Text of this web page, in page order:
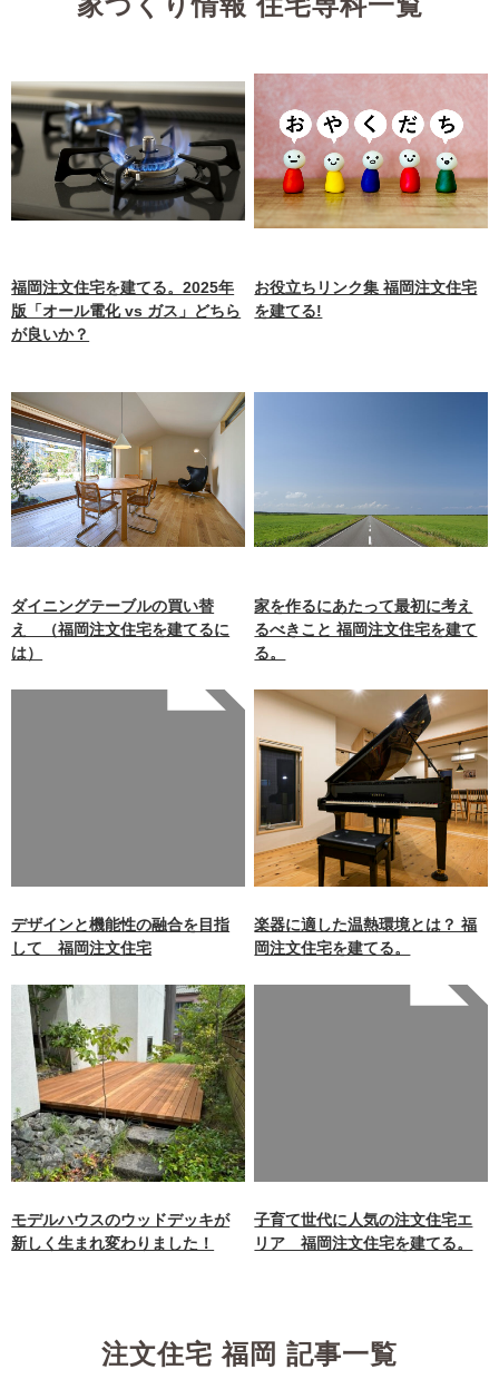
福岡注文住宅を建てる。2025年
版「オール電化 vs ガス」どちら
が良いか？
お役立ちリンク集 福岡注文住宅
を建てる!
ダイニングテーブルの買い替
え （福岡注文住宅を建てるに
は）
家を作るにあたって最初に考え
るべきこと 福岡注文住宅を建て
る。
content/themes/nagasaki/f
unctions.phpon line 87
デザインと機能性の融合を目指
して 福岡注文住宅
楽器に適した温熱環境とは？ 福
岡注文住宅を建てる。
モデルハウスのウッドデッキが
新しく生まれ変わりました！
content/themes/nagasaki/f
unctions.phpon line87
子育て世代に人気の注文住宅エ
リア 福岡注文住宅を建てる。
注文住宅 福岡 記事一覧